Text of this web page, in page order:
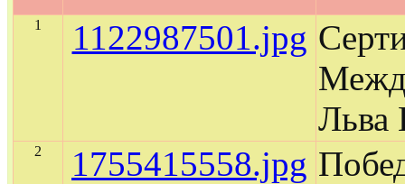
1 1122987501.jpg
Льва
2 1755415558.jpg